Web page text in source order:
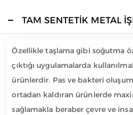
TAM SENTETİK METAL
Özellikle taşlama gibi soğutma
çıktığı uygulamalarda
ürünlerdir. Pas ve bakteri
ortadan kaldıran ürünlerde
sağlamakla beraber çevre ve